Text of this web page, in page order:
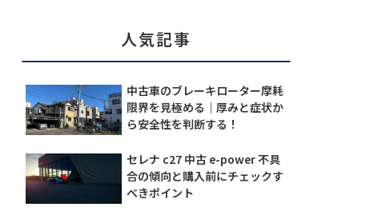
人気記事
中古車のブレーキローター摩耗
限界を見極める｜厚みと症状か
ら安全性を判断する！
セレナ c27 中古 e-power 不具
合の傾向と購入前にチェックす
べきポイント